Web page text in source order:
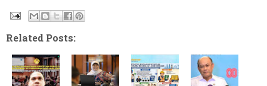
Related Posts: